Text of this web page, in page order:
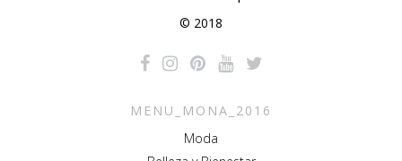
© 2018
MENU_MONA_2016
Moda